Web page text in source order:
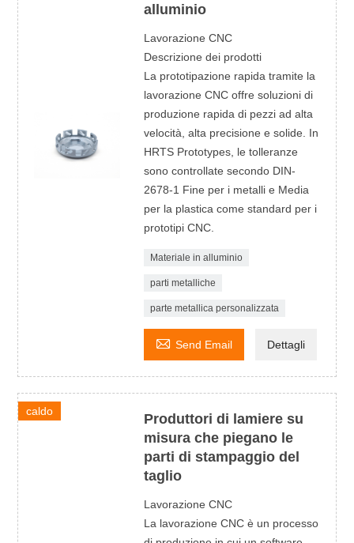
alluminio
Lavorazione CNC
Descrizione dei prodotti
La prototipazione rapida tramite la
lavorazione CNC offre soluzioni di
produzione rapida di pezzi ad alta
velocità, alta precisione e solide. In
HRTS Prototypes, le tolleranze
sono controllate secondo DIN-
2678-1 Fine per i metalli e Media
per la plastica come standard per i
prototipi CNC.
Materiale in alluminio
parti metalliche
parte metallica personalizzata
 Send Email Dettagli
caldo
Produttori di lamiere su
misura che piegano le
parti di stampaggio del
taglio
Lavorazione CNC
La lavorazione CNC è un processo